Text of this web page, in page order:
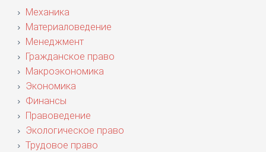
Механика
Материаловедение
Менеджмент
Гражданское право
Макроэкономика
Экономика
Финансы
Правоведение
Экологическое право
Трудовое право